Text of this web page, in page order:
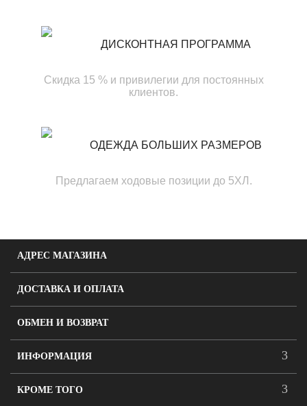
ДИСКОНТНАЯ ПРОГРАММА
Скидка 15 % и привилегии для постоянных
клиентов.
ОДЕЖДА БОЛЬШИХ РАЗМЕРОВ
Предлагаем ходовые позиции до 5ХЛ.
АДРЕС МАГАЗИНА
ДОСТАВКА И ОПЛАТА
ОБМЕН И ВОЗВРАТ
ИНФОРМАЦИЯ
КРОМЕ ТОГО